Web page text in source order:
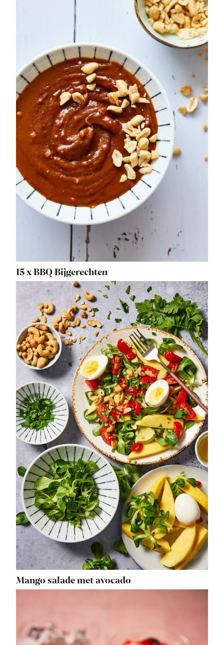
15 x BBQ Bijgerechten
Mango salade met avocado